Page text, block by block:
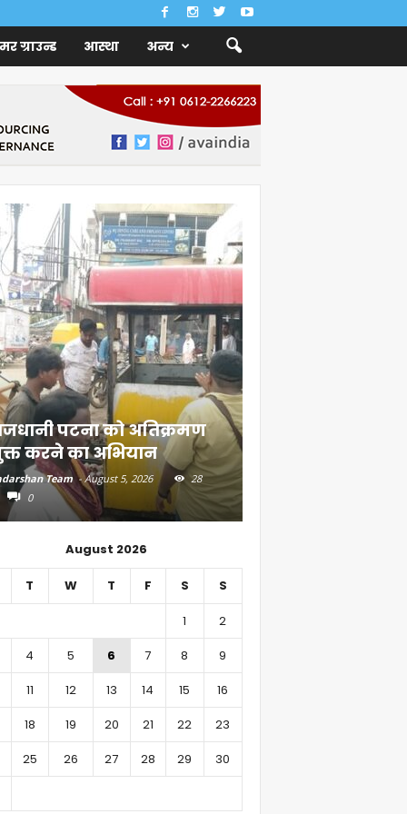
ग्राउन्ड आस्था अन्य
पटना को अतिक्रमण
करने का अभियान
Team - August 5, 2026
28
0
August 2026
T W T F S S
1
2
4 5 6 7 8
9
11 12 13 14 15
16
18 19 20 21 22
23
25 26 27 28 29
30